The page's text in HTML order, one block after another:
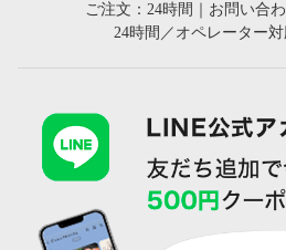
ご注文：24時間｜お問い合
24時間／オペレーター対